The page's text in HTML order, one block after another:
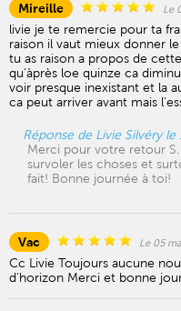
Mireille Le
livie je te remercie pour ta
raison il vaut mieux donner
tu as raison a propos de
qu'àprès loe quinze ca
voir presque inexistant et la
ca peut arriver avant mais
Réponse de Livie Silvéry
Merci pour votre retour
survoler les choses et
fait! Bonne journée à toi!
Vac Le 05
Cc Livie Toujours aucune
d'horizon Merci et bonne